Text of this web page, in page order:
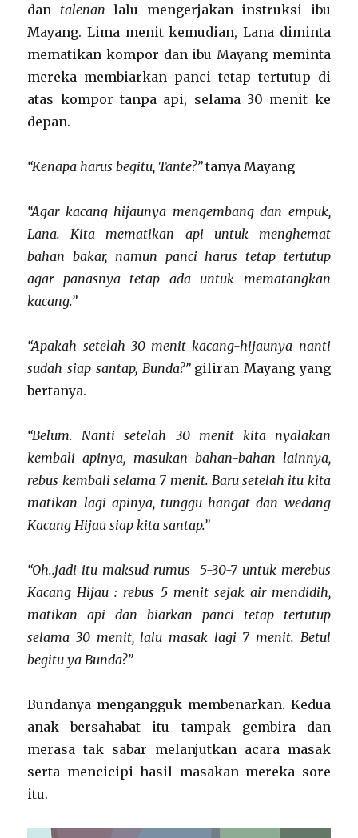
dan talenanlalu mengerjakan instruksi ibu
Mayang. Lima menit kemudian, Lana diminta
mematikan kompor dan ibu Mayang meminta
mereka membiarkan panci tetap tertutup di
atas kompor tanpa api, selama 30 menit ke
depan.
“Kenapa harus begitu, Tante?”tanya Mayang
“Agar kacang hijaunya mengembang dan empuk,
Lana. Kita mematikan api untuk menghemat
bahan bakar, namun panci harus tetap tertutup
agar panasnya tetap ada untuk mematangkan
kacang.”
“Apakah setelah 30 menit kacang-hijaunya nanti
sudah siap santap, Bunda?” giliran Mayang yang
bertanya.
“Belum. Nanti setelah 30 menit kita nyalakan
kembali apinya, masukan bahan-bahan lainnya,
rebus kembali selama 7 menit. Baru setelah itu kita
matikan lagi apinya, tunggu hangat dan wedang
Kacang Hijau siap kita santap.”
“Oh..jadi itu maksud rumus 5-30-7 untuk merebus
Kacang Hijau : rebus 5 menit sejak air mendidih,
matikan api dan biarkan panci tetap tertutup
selama 30 menit, lalu masak lagi 7 menit. Betul
begitu ya Bunda?”
Bundanya mengangguk membenarkan. Kedua
anak bersahabat itu tampak gembira dan
merasa tak sabar melanjutkan acara masak
serta mencicipi hasil masakan mereka sore
itu.